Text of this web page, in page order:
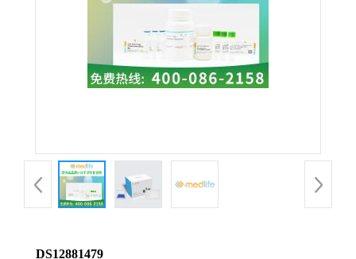
DS12881479